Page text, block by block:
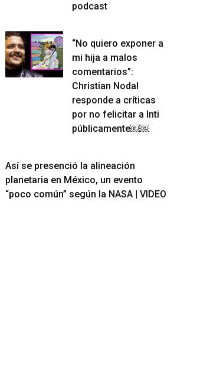
podcast
“No quiero exponer a
mi hija a malos
comentarios”:
Christian Nodal
responde a críticas
por no felicitar a Inti
públicamente￼￼
Así se presenció la alineación
planetaria en México, un evento
“poco común” según la NASA | VIDEO